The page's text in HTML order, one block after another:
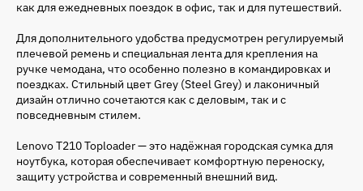
как для ежедневных поездок в офис, так и для путешествий.
Для дополнительного удобства предусмотрен регулируемый
плечевой ремень и специальная лента для крепления на
ручке чемодана, что особенно полезно в командировках и
поездках. Стильный цвет Grey (Steel Grey) и лаконичный
дизайн отлично сочетаются как с деловым, так и с
повседневным стилем.
Lenovo T210 Toploader — это надёжная городская сумка для
ноутбука, которая обеспечивает комфортную переноску,
защиту устройства и современный внешний вид.